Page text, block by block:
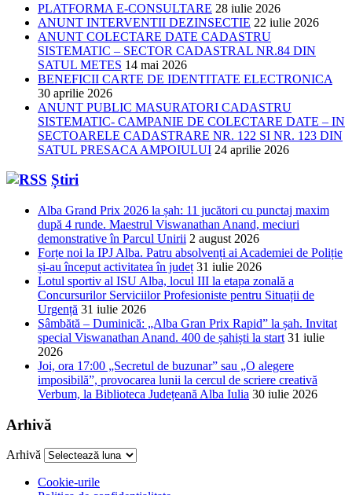
PLATFORMA E-CONSULTARE 28 iulie 2026
ANUNT INTERVENTII DEZINSECTIE 22 iulie 2026
ANUNT COLECTARE DATE CADASTRU
SISTEMATIC – SECTOR CADASTRAL NR.84 DIN
SATUL METES 14 mai 2026
BENEFICII CARTE DE IDENTITATE ELECTRONICA
30 aprilie 2026
ANUNT PUBLIC MASURATORI CADASTRU
SISTEMATIC- CAMPANIE DE COLECTARE DATE – IN
SECTOARELE CADASTRARE NR. 122 SI NR. 123 DIN
SATUL PRESACA AMPOIULUI 24 aprilie 2026
Știri
Alba Grand Prix 2026 la șah: 11 jucători cu punctaj maxim
după 4 runde. Maestrul Viswanathan Anand, meciuri
demonstrative în Parcul Unirii 2 august 2026
Forțe noi la IPJ Alba. Patru absolvenți ai Academiei de Poliție
și-au început activitatea în județ 31 iulie 2026
Lotul sportiv al ISU Alba, locul III la etapa zonală a
Concursurilor Serviciilor Profesioniste pentru Situații de
Urgență 31 iulie 2026
Sâmbătă – Duminică: „Alba Gran Prix Rapid” la șah. Invitat
special Viswanathan Anand. 400 de șahiști la start 31 iulie
2026
Joi, ora 17:00 „Secretul de buzunar” sau „O alegere
imposibilă”, provocarea lunii la cercul de scriere creativă
Verbum, la Biblioteca Județeană Alba Iulia 30 iulie 2026
Arhivă
Arhivă
Cookie-urile